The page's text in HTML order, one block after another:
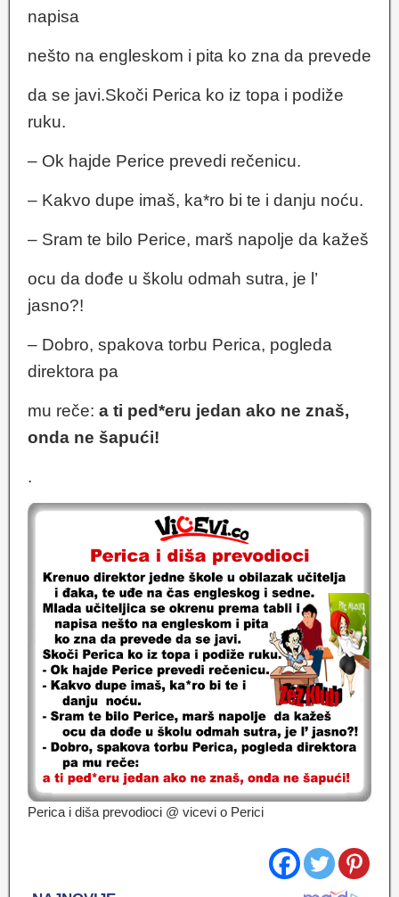
napisa
nešto na engleskom i pita ko zna da prevede
da se javi.Skoči Perica ko iz topa i podiže
ruku.
– Ok hajde Perice prevedi rečenicu.
– Kakvo dupe imaš, ka*ro bi te i danju noću.
– Sram te bilo Perice, marš napolje da kažeš
ocu da dođe u školu odmah sutra, je l’
jasno?!
– Dobro, spakova torbu Perica, pogleda
direktora pa
mu reče: a ti ped*eru jedan ako ne znaš,
onda ne šapući!
.
Perica i diša prevodioci @ vicevi o Perici